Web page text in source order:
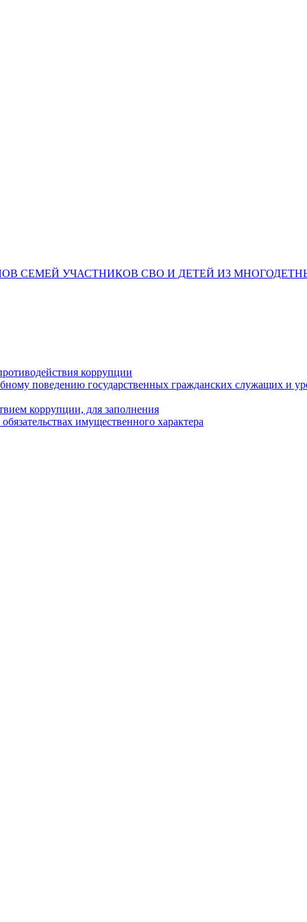
СЕМЕЙ УЧАСТНИКОВ СВО И ДЕТЕЙ ИЗ
коррупции
поведению государственных гражданских служащих и
коррупции, для заполнения
имущественного характера